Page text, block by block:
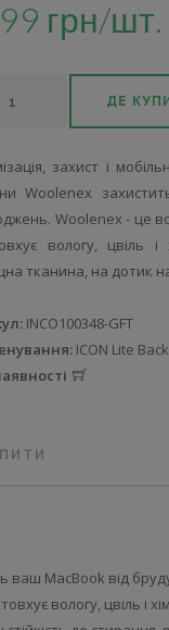
грн/шт.
ДЕ
захист і
Woolenex
Woolenex - це
вологу, цвіль і
тканина, на дотик
INCO100348-GFT
ICON Lite
ваш MacBook від
вологу, цвіль і